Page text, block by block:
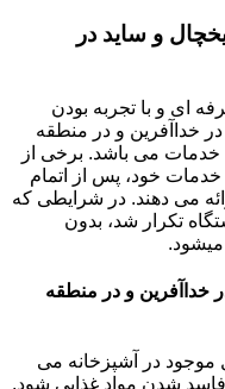
و ساید در
ای و با تجربه بودن
خداآفرین و در منطقه
خدمات می باشد. برخی از
خدمات خود، پس از اتمام
می دهند. در شرایطی که
تکرار شد، بدون
میشود.
خداآفرین و در منطقه
موجود در آشپزخانه می
فاسد شدن مواد غذایی شود.